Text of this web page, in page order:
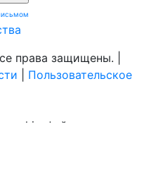
права защищены. |
Пользовательское
в том